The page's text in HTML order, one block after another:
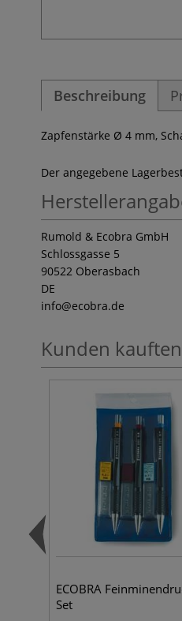
Beschreibung
Zapfenstärke Ø 4 mm,
Der angegebene
Rumold & Ecobra GmbH
Schlossgasse 5
90522 Oberasbach
DE
info@ecobra.de
Kunden
ECOBRA
Set